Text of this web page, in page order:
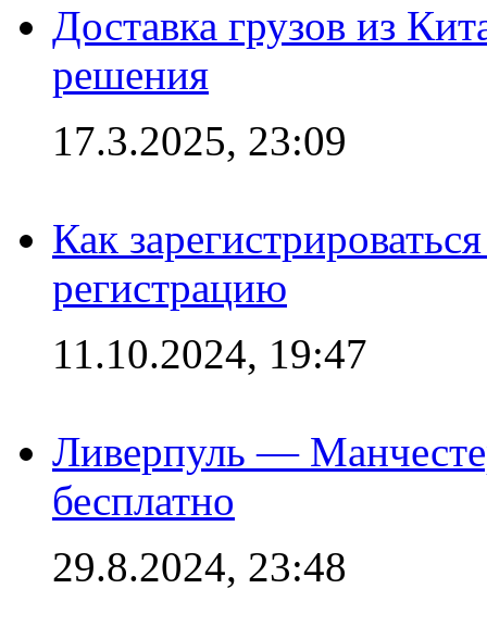
Доставка грузов из
решения
17.3.2025, 23:09
Как
регистрацию
11.10.2024, 19:47
Ливерпуль —
бесплатно
29.8.2024, 23:48